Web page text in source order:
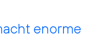
enorme